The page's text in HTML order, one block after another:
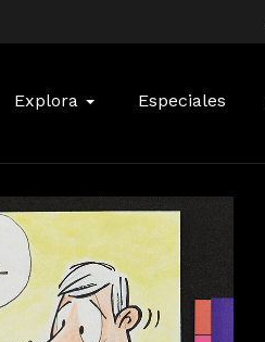
Explora Especiales